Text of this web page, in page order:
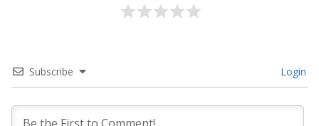
Subscribe Login